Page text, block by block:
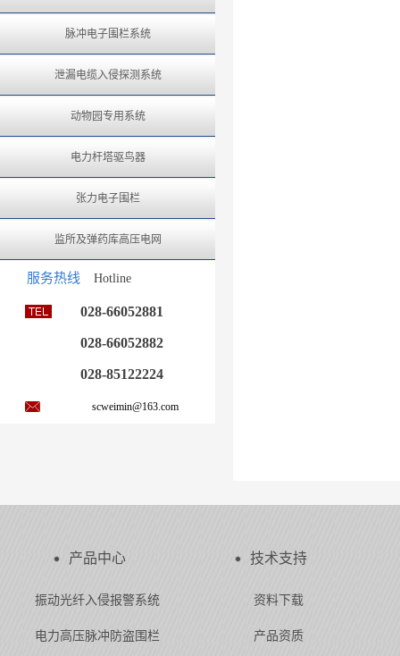
脉冲电子围栏系统
泄漏电缆入侵探测系统
动物园专用系统
电力杆塔驱鸟器
张力电子围栏
监所及弹药库高压电网
服务热线 Hotline
028-66052881
028-66052882
028-85122224
scweimin@163.com
产品中心
振动光纤入侵报警系统
电力高压脉冲防盗围栏
技术支持
资料下载
产品资质